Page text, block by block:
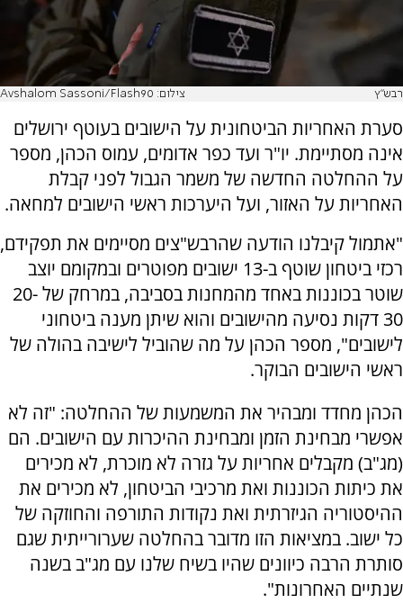
רבש"ץ צילום: Avshalom Sassoni/Flash90
סערת האחריות הביטחונית על הישובים בעוטף ירושלים
אינה מסתיימת. יו"ר ועד כפר אדומים, עמוס הכהן, מספר
על ההחלטה החדשה של משמר הגבול לפני קבלת
האחריות על האזור, ועל היערכות ראשי הישובים למחאה.
"אתמול קיבלנו הודעה שהרבש"צים מסיימים את תפקידם,
רכזי ביטחון שוטף ב-13 ישובים מפוטרים ובמקומם יוצב
שוטר בכוננות באחד מהמחנות בסביבה, במרחק של 20-
30 דקות נסיעה מהישובים והוא שיתן מענה ביטחוני
לישובים", מספר הכהן על מה שהוביל לישיבה בהולה של
ראשי הישובים הבוקר.
הכהן מחדד ומבהיר את המשמעות של ההחלטה: "זה לא
אפשרי מבחינת הזמן ומבחינת ההיכרות עם הישובים. הם
(מג"ב) מקבלים אחריות על גזרה לא מוכרת, לא מכירים
את כיתות הכוננות ואת מרכיבי הביטחון, לא מכירים את
ההיסטוריה הגיזרתית ואת נקודות התורפה והחוזקה של
כל ישוב. במציאות הזו מדובר בהחלטה שערורייתית שגם
סותרת הרבה כיוונים שהיו בשיח שלנו עם מג"ב בשנה
שנתיים האחרונות".